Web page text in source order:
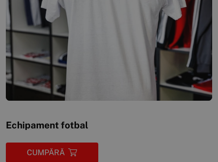
Echipament fotbal
CUMPĂRĂ